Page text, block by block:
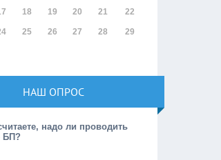
18 19 20 21 22
25 26 27 28 29
НАШ ОПРОС
надо ли проводить
БП?